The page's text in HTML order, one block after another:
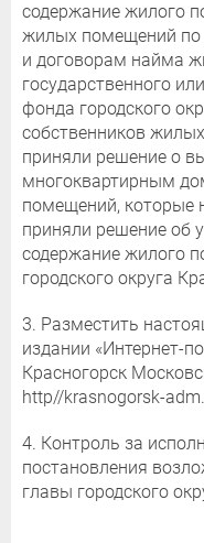
содержание жилого
жилых помещений по
и договорам найма
государственного
фонда городского
собственников
приняли решение о
многоквартирным
помещений, которые
приняли решение об
содержание жилого
городского округа
3. Разместить
издании «Интернет-
Красногорск
http//krasnogorsk-
4. Контроль за
постановления
главы городского